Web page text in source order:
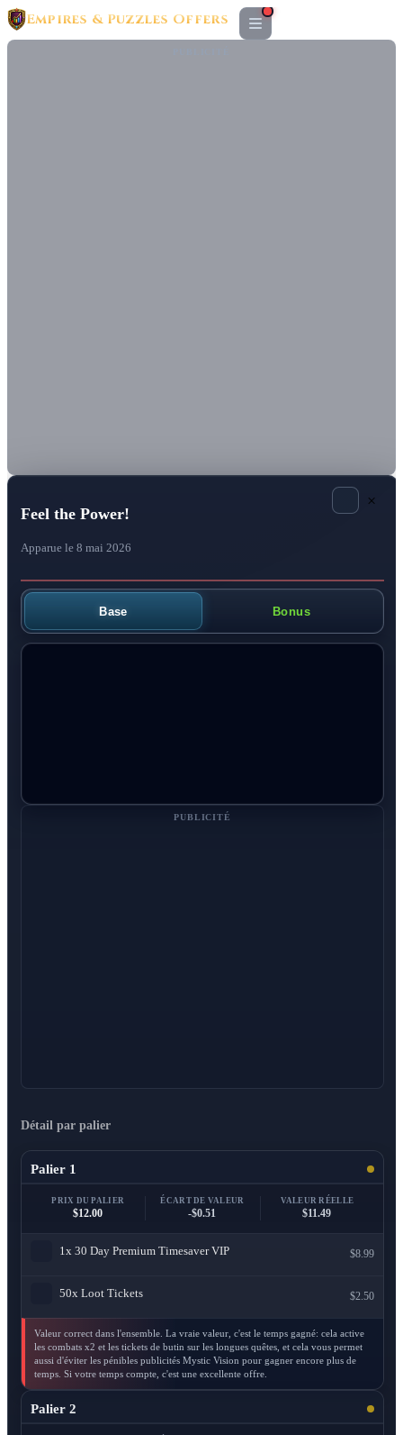
Empires & Puzzles Offers
Feel the Power!
Apparue le 8 mai 2026
×
Base Bonus
PUBLICITÉ
Détail par palier
Palier 1
PRIX DU PALIER
$12.00
ÉCART DE VALEUR
-$0.51
VALEUR RÉELLE
$11.49
1x 30 Day Premium Timesaver VIP $8.99
50x Loot Tickets $2.50
Valeur correct dans l'ensemble. La vraie valeur, c'est le temps gagné: cela active
les combats x2 et les tickets de butin sur les longues quêtes, et cela vous permet
aussi d'éviter les pénibles publicités Mystic Vision pour gagner encore plus de
temps. Si votre temps compte, c'est une excellente offre.
Palier 2